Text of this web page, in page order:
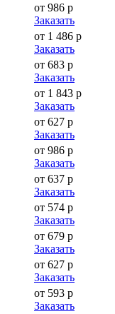
от 986 р
Заказать
от 1 486 р
Заказать
от 683 р
Заказать
от 1 843 р
Заказать
от 627 р
Заказать
от 986 р
Заказать
от 637 р
Заказать
от 574 р
Заказать
от 679 р
Заказать
от 627 р
Заказать
от 593 р
Заказать